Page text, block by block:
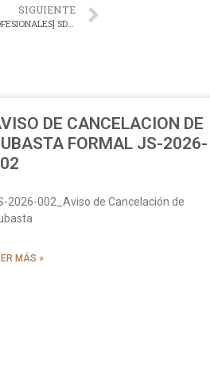
SIGUIENTE
[SOLICITUD DE PROPUESTAS DE SERVICIOS PROFESIONALES] SDP 2025-006 SERVICIOS PROFESIONALES PARA IMPLANTACIÓN, ASESORÍA Y MANTENIMIENTO DE UN SISTEMA COMPUTADORIZADO PARA LA CONTABILIDAD Y GERENCIA DE PROYECTOS PARA LA CORPORACIÓN DEL PROYECTO ENLACE DEL CAÑO MARTÍN PEÑA
DE CANCELACION DE
FORMAL JS-2026-
2026-002_Aviso de Cancelación de
MÁS »